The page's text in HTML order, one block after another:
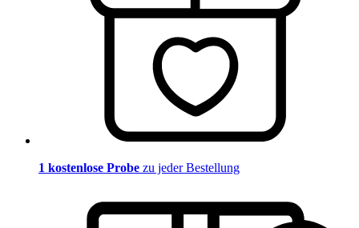
1 kostenlose Probe zu jeder Bestellung